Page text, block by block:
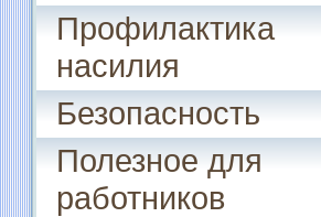
Профилактика
насилия
Безопасность
Полезное для
работников